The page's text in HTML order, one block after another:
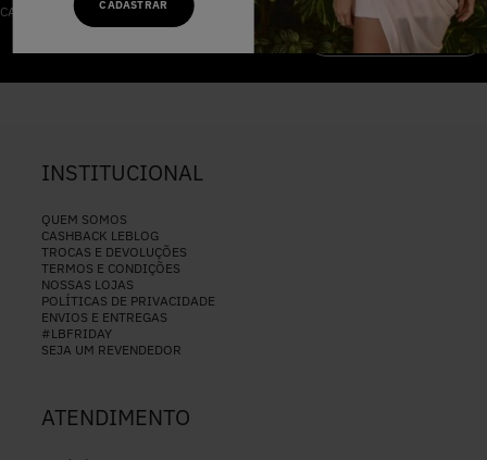
CADASTRAR
CADASTRE-SE NA NOSSA NEWSLETTER
CADASTRAR
INSTITUCIONAL
QUEM SOMOS
CASHBACK LEBLOG
TROCAS E DEVOLUÇÕES
TERMOS E CONDIÇÕES
NOSSAS LOJAS
POLÍTICAS DE PRIVACIDADE
ENVIOS E ENTREGAS
#LBFRIDAY
SEJA UM REVENDEDOR
ATENDIMENTO